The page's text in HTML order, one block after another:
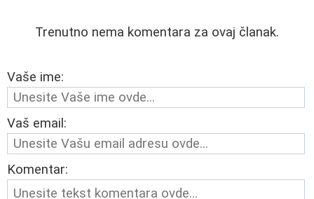
Trenutno nema komentara za ovaj članak.
Vaše ime:
Vaš email:
Komentar: